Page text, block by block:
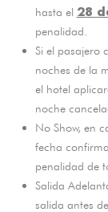
hasta el 28
penalidad.
Si el pasajero
noches de la
el hotel
noche
No Show, en
fecha
penalidad de
Salida
salida antes